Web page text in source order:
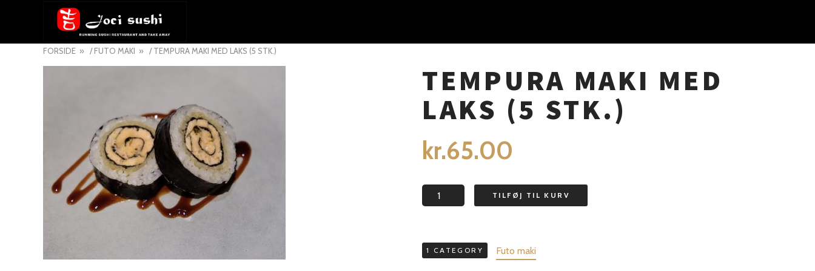
FORSIDE /FUTO MAKI / TEMPURA MAKI MED LAKS (5 STK.)
TEMPURA MAKI MED
LAKS (5 STK.)
kr.65.00
TILFØJ TIL KURV
1 CATEGORY Futo maki